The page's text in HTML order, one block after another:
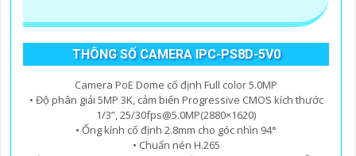
THÔNG SỐ CAMERA IPC-PS8D-5V0
Camera PoE Dome cố định Full color 5.0MP
• Độ phân giải 5MP 3K, cảm biến Progressive CMOS kích thước
1/3”, 25/30fps@5.0MP(2880×1620)
• Ống kính cố định 2.8mm cho góc nhìn 94°
• Chuẩn nén H.265